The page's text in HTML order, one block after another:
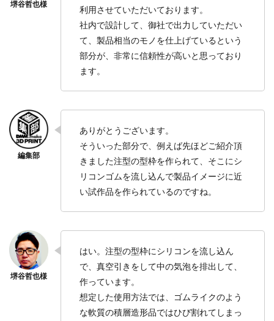
利用させていただいております。
社内で設計して、御社で出力していただい
て、製品相当のモノを仕上げているという
部分が、非常に信頼性が高いと思っており
ます。
ありがとうございます。
そういった部分で、例えば先ほどご紹介頂
きました注型の型枠を作られて、そこにシ
リコンゴムを流し込んで製品イメージに近
い試作品を作られているのですね。
はい。注型の型枠にシリコンを流し込ん
で、真空引きをして中の気泡を排出して、
作っています。
想定した使用方法では、ゴムライクのよう
な軟質の積層造形品ではひび割れてしまっ